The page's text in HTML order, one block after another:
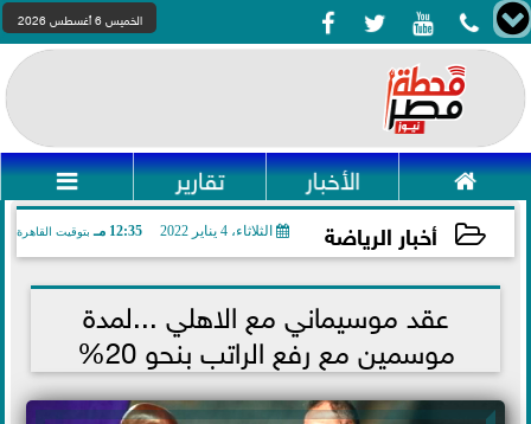
    الخميس 6 أغسطس 2026
 الأخبار تقارير 
أخبار الرياضة الثلاثاء، 4 يناير 2022 12:35 مـ بتوقيت القاهرة
2022-01-04 12:35:03عقد موسيماني مع الاهلي ...لمدة
موسمين مع رفع الراتب بنحو 20%